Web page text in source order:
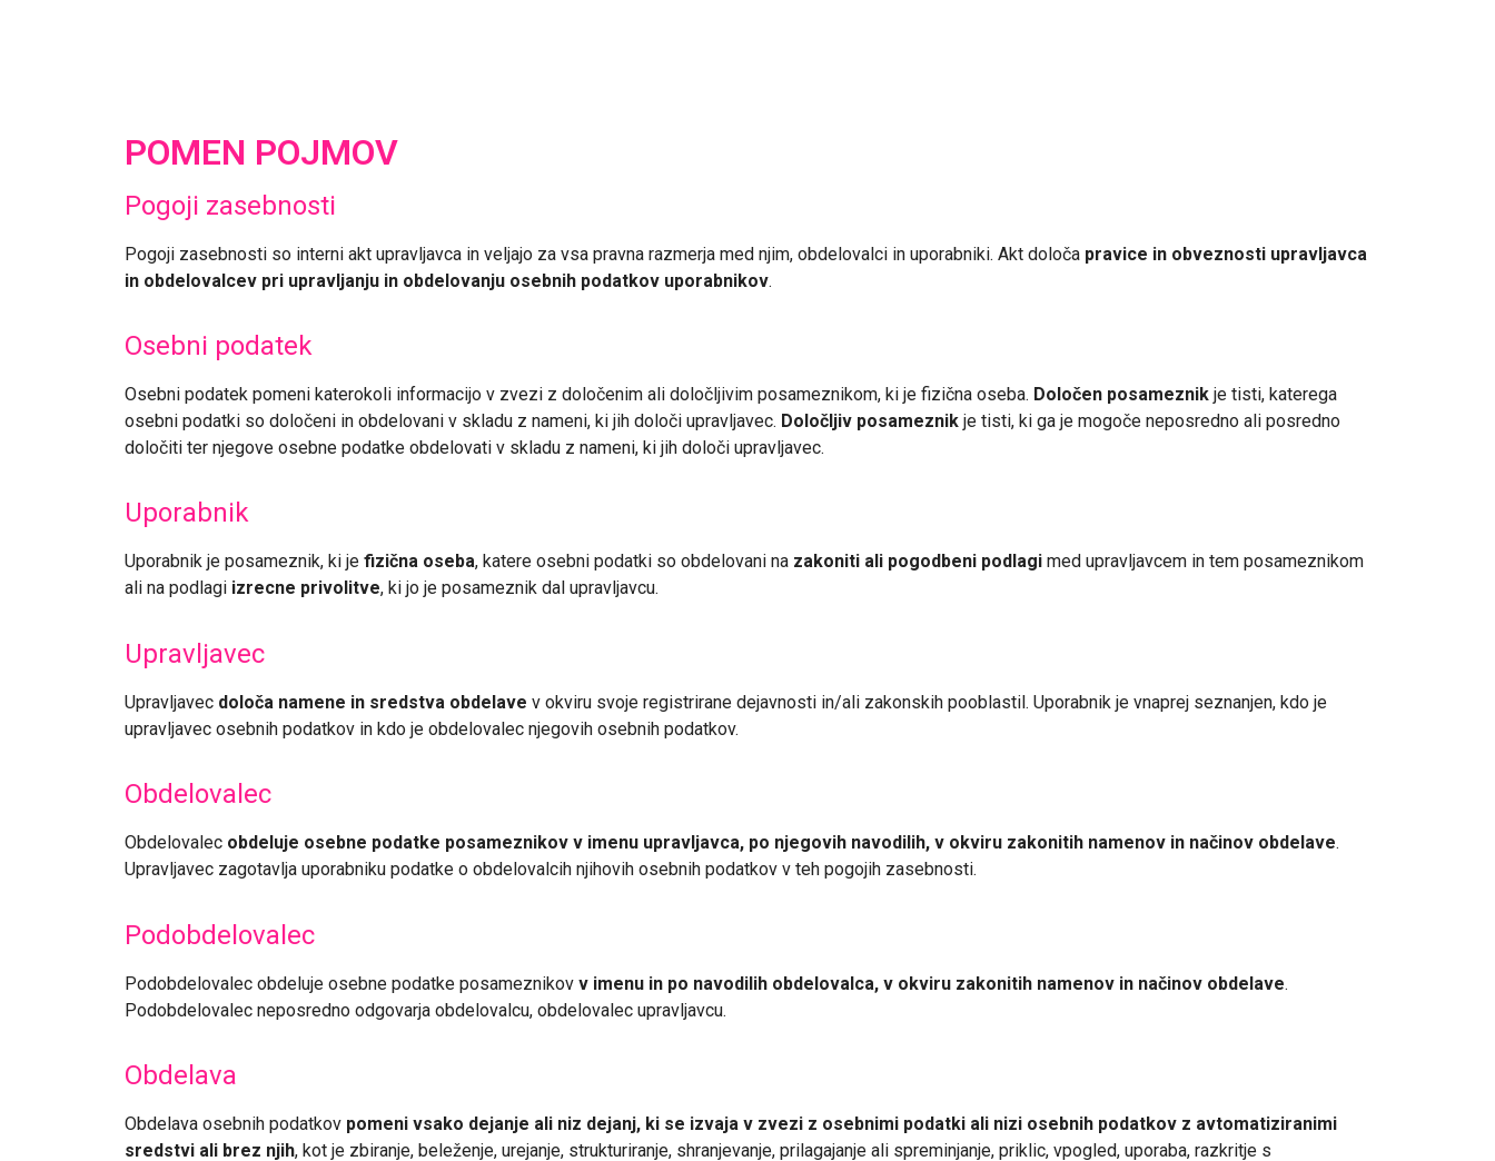
POMEN POJMOV
Pogoji zasebnosti
Pogoji zasebnosti so interni akt upravljavca in veljajo za vsa pravna razmerja med njim, obdelovalci in uporabniki. Akt določa pravice in obveznosti upravljavca
in obdelovalcev pri upravljanju in obdelovanju osebnih podatkov uporabnikov.
Osebni podatek
Osebni podatek pomeni katerokoli informacijo v zvezi z določenim ali določljivim posameznikom, ki je fizična oseba. Določen posameznik je tisti, katerega
osebni podatki so določeni in obdelovani v skladu z nameni, ki jih določi upravljavec. Določljiv posameznik je tisti, ki ga je mogoče neposredno ali posredno
določiti ter njegove osebne podatke obdelovati v skladu z nameni, ki jih določi upravljavec.
Uporabnik
Uporabnik je posameznik, ki je fizična oseba, katere osebni podatki so obdelovani na zakoniti ali pogodbeni podlagi med upravljavcem in tem posameznikom
ali na podlagi izrecne privolitve, ki jo je posameznik dal upravljavcu.
Upravljavec
Upravljavec določa namene in sredstva obdelave v okviru svoje registrirane dejavnosti in/ali zakonskih pooblastil. Uporabnik je vnaprej seznanjen, kdo je
upravljavec osebnih podatkov in kdo je obdelovalec njegovih osebnih podatkov.
Obdelovalec
Obdelovalec obdeluje osebne podatke posameznikov v imenu upravljavca, po njegovih navodilih, v okviru zakonitih namenov in načinov obdelave.
Upravljavec zagotavlja uporabniku podatke o obdelovalcih njihovih osebnih podatkov v teh pogojih zasebnosti.
Podobdelovalec
Podobdelovalec obdeluje osebne podatke posameznikov v imenu in po navodilih obdelovalca, v okviru zakonitih namenov in načinov obdelave.
Podobdelovalec neposredno odgovarja obdelovalcu, obdelovalec upravljavcu.
Obdelava
Obdelava osebnih podatkov pomeni vsako dejanje ali niz dejanj, ki se izvaja v zvezi z osebnimi podatki ali nizi osebnih podatkov z avtomatiziranimi
sredstvi ali brez njih, kot je zbiranje, beleženje, urejanje, strukturiranje, shranjevanje, prilagajanje ali spreminjanje, priklic, vpogled, uporaba, razkritje s